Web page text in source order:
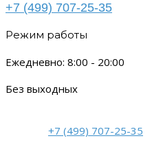
+7 (499) 707-25-35
Режим работы
Ежедневно: 8:00 - 20:00
Без выходных
+7 (499) 707-25-35